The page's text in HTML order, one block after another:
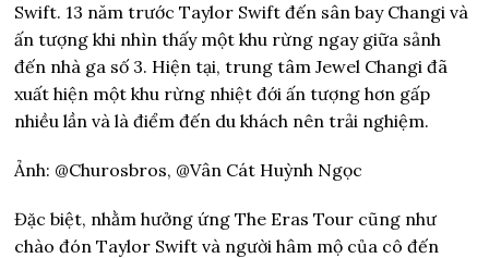
Swift. 13 năm trước Taylor Swift đến sân bay Changi và
ấn tượng khi nhìn thấy một khu rừng ngay giữa sảnh
đến nhà ga số 3. Hiện tại, trung tâm Jewel Changi đã
xuất hiện một khu rừng nhiệt đới ấn tượng hơn gấp
nhiều lần và là điểm đến du khách nên trải nghiệm.
Ảnh: @Churosbros, @Vân Cát Huỳnh Ngọc
Đặc biệt, nhằm hưởng ứng The Eras Tour cũng như
chào đón Taylor Swift và người hâm mộ của cô đến